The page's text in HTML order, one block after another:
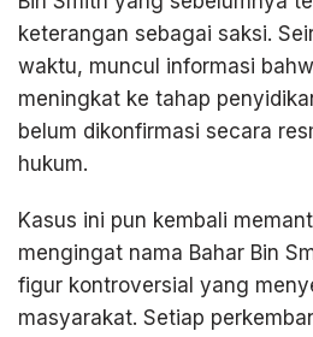
keterangan sebagai saksi.
waktu, muncul informasi
meningkat ke tahap
belum dikonfirmasi secara
hukum.
Kasus ini pun kembali
mengingat nama Bahar Bin
figur kontroversial yang
masyarakat. Setiap